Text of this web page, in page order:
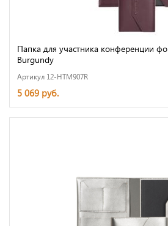
Папка для участника конференции
Burgundy
Артикул 12-HTM907R
5 069 руб.